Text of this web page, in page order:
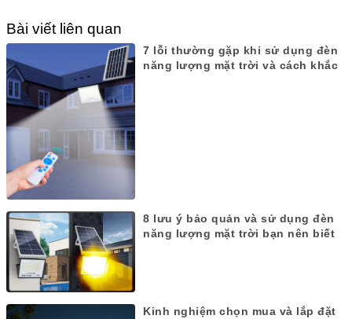
Bài viết liên quan
7 lỗi thường gặp khi sử dụng đèn
năng lượng mặt trời và cách khắc
8 lưu ý bảo quản và sử dụng đèn
năng lượng mặt trời bạn nên biết
Kinh nghiệm chọn mua và lắp đặt